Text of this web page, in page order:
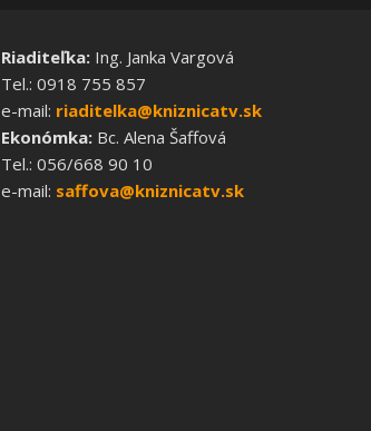
Riaditeľka:Ing. Janka Vargová
Tel.: 0918 755 857
e-mail: riaditelka@kniznicatv.sk
Ekonómka:Bc. Alena Šaffová
Tel.: 056/668 90 10
e-mail: saffova@kniznicatv.sk